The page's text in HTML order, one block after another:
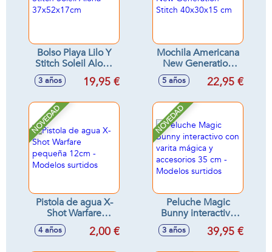
Bolso Playa Lilo Y
Stitch Soleil Aloha
37x52x17cm
3 años 19,95 €
Mochila Americana
New Generation
Stitch 40x30x15 cm
5 años 22,95 €
NOVEDAD
Pistola de agua X-
Shot Warfare
pequeña 12cm -
Modelos surtidos
4 años 2,00 €
NOVEDAD
Peluche Magic
Bunny interactivo
con varita mágica y
accesorios 35 cm -
3 años 39,95 €